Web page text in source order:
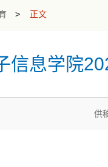
> 正文
信息学院
供